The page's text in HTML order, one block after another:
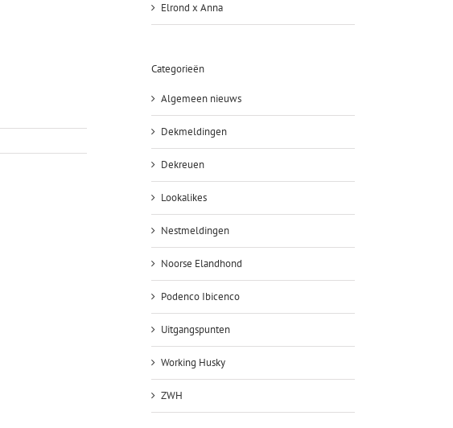
Elrond x Anna
Categorieën
Algemeen nieuws
Dekmeldingen
Dekreuen
Lookalikes
Nestmeldingen
Noorse Elandhond
Podenco Ibicenco
Uitgangspunten
Working Husky
ZWH